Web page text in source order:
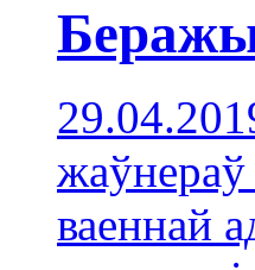
жаўнераў
ваеннай